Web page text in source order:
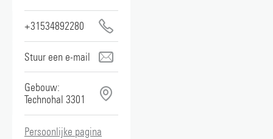
+31534892280
narcisa.dobre@utwente.nl
Gebouw:
Technohal 3301
Persoonlijke pagina